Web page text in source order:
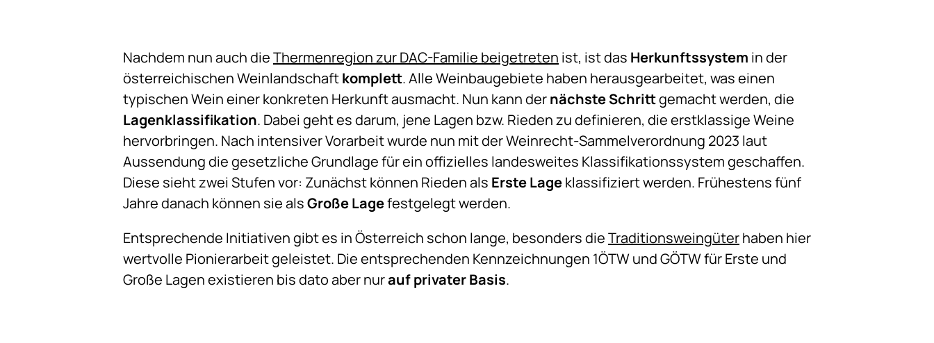
Nachdem nun auch dieThermenregion zur DAC-Familie beigetreten ist, ist das Herkunftssystem in der
österreichischen Weinlandschaftkomplett. Alle Weinbaugebiete haben herausgearbeitet, was einen
typischen Wein einer konkreten Herkunft ausmacht. Nun kann dernächste Schrittgemacht werden, die
Lagenklassifikation. Dabei geht es darum, jene Lagen bzw. Rieden zu definieren, die erstklassige Weine
hervorbringen. Nach intensiver Vorarbeit wurde nun mit der Weinrecht-Sammelverordnung 2023 laut
Aussendung die gesetzliche Grundlage für ein offizielles landesweites Klassifikationssystem geschaffen.
Diese sieht zwei Stufen vor: Zunächst können Rieden als Erste Lageklassifiziert werden. Frühestens fünf
Jahre danach können sie alsGroße Lagefestgelegt werden.
Entsprechende Initiativen gibt es in Österreich schon lange, besonders dieTraditionsweingüterhaben hier
wertvolle Pionierarbeit geleistet. Die entsprechenden Kennzeichnungen 1ÖTW und GÖTW für Erste und
Große Lagen existieren bis dato aber nurauf privater Basis.